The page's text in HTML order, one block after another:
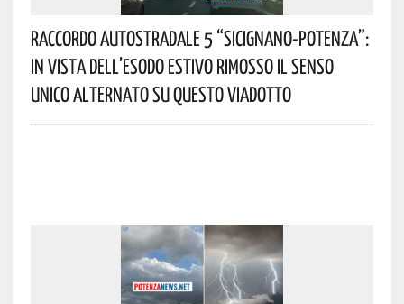
Raccordo Autostradale 5 “Sicignano-Potenza”:
In Vista Dell’esodo Estivo Rimosso Il Senso
Unico Alternato Su Questo Viadotto